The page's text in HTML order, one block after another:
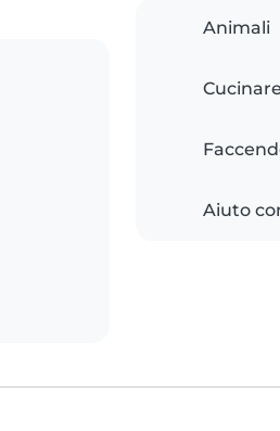
Animali
Cucinare
Aiuto